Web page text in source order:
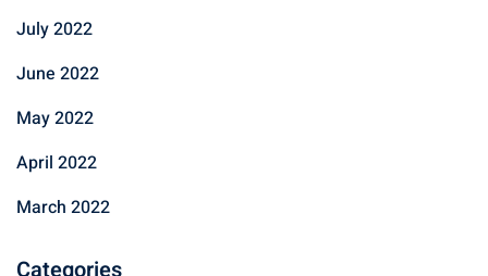
July 2022
June 2022
May 2022
April 2022
March 2022